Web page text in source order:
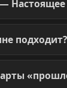
подходит?